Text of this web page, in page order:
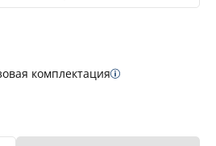
комплектация